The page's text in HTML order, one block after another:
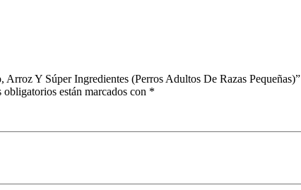
Y Súper Ingredientes (Perros Adultos De Razas Pequeñas)”
obligatorios están marcados con *